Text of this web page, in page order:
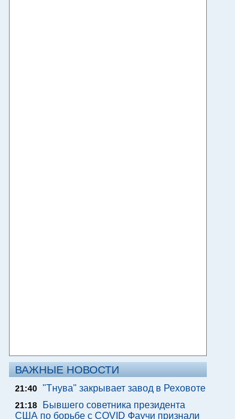
ВАЖНЫЕ НОВОСТИ
21:40 "Тнува" закрывает завод в Реховоте
21:18
Бывшего советника президента
США по борьбе с COVID Фаучи признали